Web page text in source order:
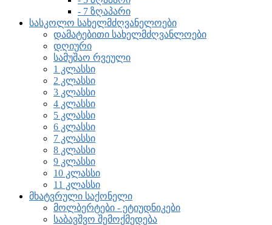
- 7 ზღაპარი
სასკოლო სახელმძღვანელოები
დამატებითი სახელმძღვანლოები
დღიური
სამუშაო რვეული
1 კლასსი
2 კლასსი
3 კლასსი
4 კლასსი
5 კლასსი
6 კლასსი
7 კლასსი
8 კლასსი
9 კლასსი
10 კლასსი
11 კლასსი
მხატვრული საქონელი
მოლბერტები - ეტიუდნიკები
საბავშვო შემოქმედება